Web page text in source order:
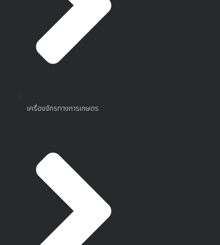
เครื่องจักรทางการเกษตร